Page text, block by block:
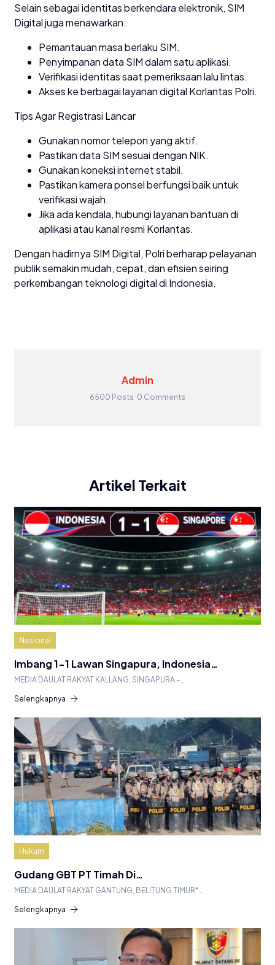
Selain sebagai identitas berkendara elektronik, SIM
Digital juga menawarkan:
Pemantauan masa berlaku SIM.
Penyimpanan data SIM dalam satu aplikasi.
Verifikasi identitas saat pemeriksaan lalu lintas.
Akses ke berbagai layanan digital Korlantas Polri.
Tips Agar Registrasi Lancar
Gunakan nomor telepon yang aktif.
Pastikan data SIM sesuai dengan NIK.
Gunakan koneksi internet stabil.
Pastikan kamera ponsel berfungsi baik untuk
verifikasi wajah.
Jika ada kendala, hubungi layanan bantuan di
aplikasi atau kanal resmi Korlantas.
Dengan hadirnya SIM Digital, Polri berharap pelayanan
publik semakin mudah, cepat, dan efisien seiring
perkembangan teknologi digital di Indonesia.
Admin
6500 Posts 0 Comments
Artikel Terkait
Nasional
Imbang 1-1 Lawan Singapura, Indonesia…
MEDIA DAULAT RAKYAT KALLANG, SINGAPURA –…
Selengkapnya
Hukum
Gudang GBT PT Timah Di…
MEDIA DAULAT RAKYAT GANTUNG, BELITUNG TIMUR*…
Selengkapnya